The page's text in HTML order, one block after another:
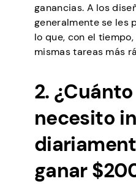
ganancias. A los
generalmente se les
lo que, con el
mismas tareas más
2.
necesito
ganar